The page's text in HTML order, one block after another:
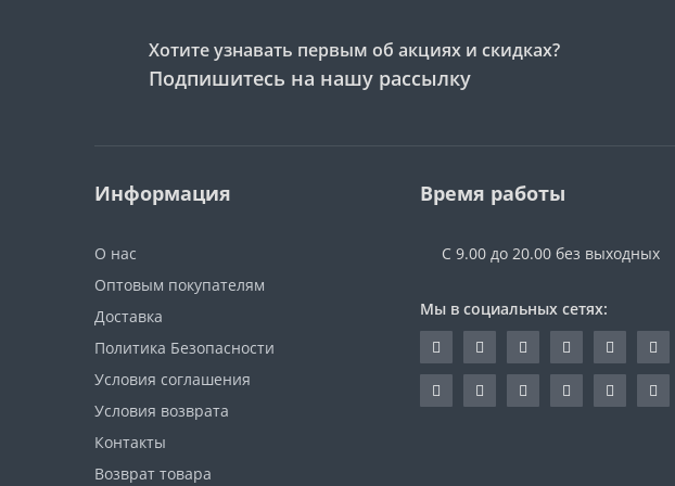
Хотите узнавать первым об акциях и скидках?
Подпишитесь на нашу рассылку
Информация
О нас
Оптовым покупателям
Доставка
Политика Безопасности
Условия соглашения
Условия возврата
Контакты
Возврат товара
Время работы
С 9.00 до 20.00 без выходных
Мы в социальных сетях: